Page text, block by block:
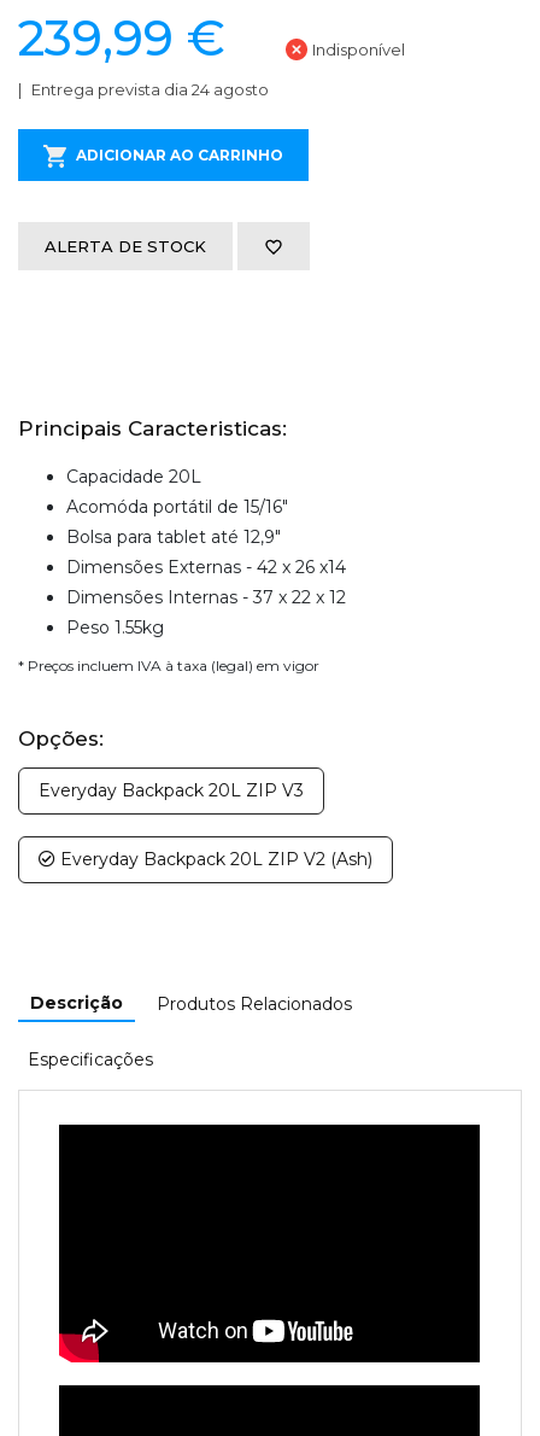
239,99 € Indisponível
Entrega prevista dia 24 agosto
ADICIONAR AO CARRINHO
ALERTA DE STOCK
Principais Caracteristicas:
Capacidade 20L
Acomóda portátil de 15/16"
Bolsa para tablet até 12,9"
Dimensões Externas - 42 x 26 x14
Dimensões Internas - 37 x 22 x 12
Peso 1.55kg
* Preços incluem IVA à taxa (legal) em vigor
Opções:
Everyday Backpack 20L ZIP V3
Everyday Backpack 20L ZIP V2 (Ash)
Descrição Produtos Relacionados
Especificações